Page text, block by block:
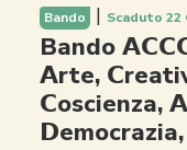
Bando | Scaduto
Bando
𝗔rte,
𝗖oscienza,